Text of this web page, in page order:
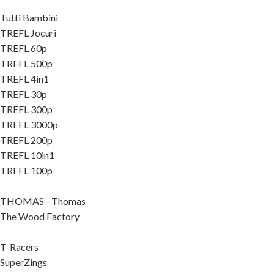
Tutti Bambini
TREFL Jocuri
TREFL 60p
TREFL 500p
TREFL 4in1
TREFL 30p
TREFL 300p
TREFL 3000p
TREFL 200p
TREFL 10in1
TREFL 100p
THOMAS - Thomas
The Wood Factory
T-Racers
SuperZings